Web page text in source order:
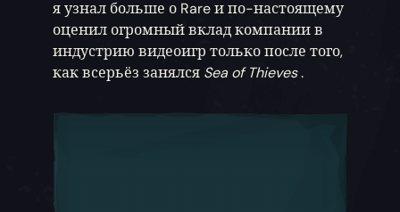
я узнал больше о Rare и по-настоящему
оценил огромный вклад компании в
индустрию видеоигр только после того,
как всерьёз занялся Sea of Thieves.